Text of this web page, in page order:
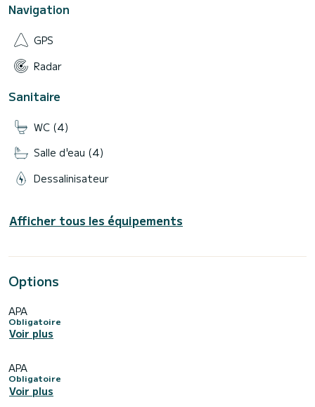
Navigation
GPS
Radar
Sanitaire
WC (4)
Salle d'eau (4)
Dessalinisateur
Afficher tous les équipements
Options
APA
Obligatoire
Voir plus
APA
Obligatoire
Voir plus